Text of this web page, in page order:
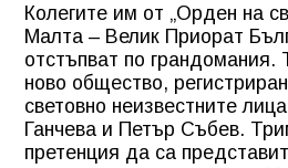
Колегите им от „Орден на
Малта – Велик Приорат
отстъпват по грандомания.
ново общество,
световно неизвестните
Ганчева и Петър Събев.
претенция да са